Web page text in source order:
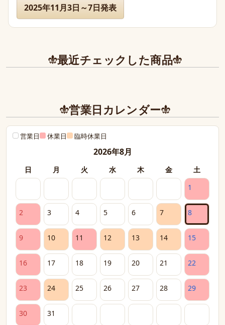
に嬉しかったです。
また、丁寧であたたかいお手紙やプレゼントまで同封下さ
また今後とも利用させて頂きたく染み入りました。本当に
ありがとうございました。
2025年11月3日～7日発表
最近チェックした商品
営業日カレンダー
営業日 休業日 臨時休業日
2026年8月
日 月 火 水 木 金
土
1
2 3 4 5 6 7 8
9 10 11 12 13 14 15
16 17 18 19 20 21 22
23 24 25 26 27 28 29
30 31